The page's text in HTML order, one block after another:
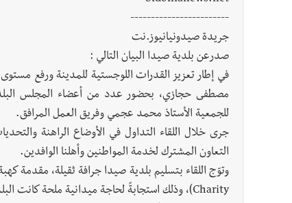
------------------------
جريدة صيدونيانيوز.نت
​صدرعن بلدية صيدا البيان التالي :
​في إطار تعزيز القدرات اللوجستية للمدينة ورفع
مصطفى حجازي، بحضور عدد من أعضاء المجلس
للجمعية الأستاذ محمد عجمي وفريق العمل المرافق.
​جرى خلال اللقاء التداول في الأوضاع الراهنة
التعاون المشترك لخدمة المواطنين وأهلنا الوافدين.
Charity)، وذلك استجابةً لحاجة ميدانية ملحة كانت البلدية قد أبدتها في وقت سابق لدعم أسطول آلياتها.